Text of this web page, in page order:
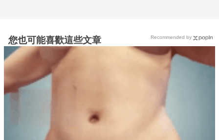
您也可能喜歡這些文章 Recommended by